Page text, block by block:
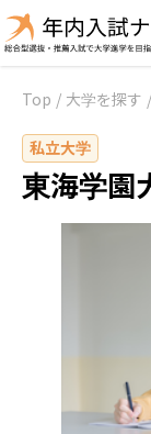
Top / 大学を探す /
私立大学
東海学園